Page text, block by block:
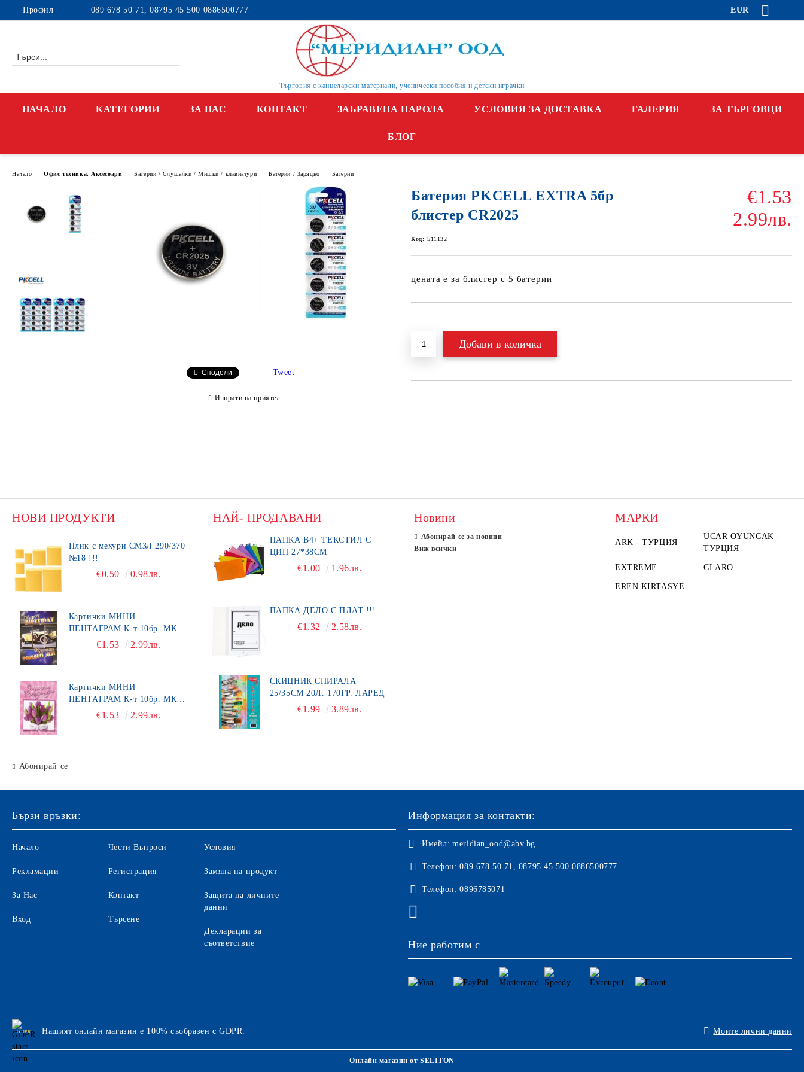
Профил 089 678 50 71, 08795 45 500 0886500777 EUR
Търговия с канцеларски материали, ученически пособия и детски играчки
НАЧАЛО KАТЕГОРИИ ЗА НАС КОНТАКТ ЗАБРАВЕНА ПАРОЛА УСЛОВИЯ ЗА ДОСТАВКА ГАЛЕРИЯ ЗА ТЪРГОВЦИ
БЛОГ
Начало Офис техника, Аксесоари Батерии / Слушалки / Мишки / клавиатури Батерии / Зарядно Батерии
Батерия PKCELL EXTRA 5бр
блистер CR2025
€1.53
2.99лв.
Код: 511132
цената е за блистер с 5 батерии
Сподели Tweet
Изпрати на приятел
НОВИ ПРОДУКТИ
Плик с мехури СМЗЛ 290/370
№18 !!!
€0.50 0.98лв.
Картички МИНИ
ПЕНТАГРАМ К-т 10бр. МК
€1.53 2.99лв.
Картички МИНИ
ПЕНТАГРАМ К-т 10бр. МК
€1.53 2.99лв.
Абонирай се
НАЙ- ПРОДАВАНИ
ПАПКА В4+ ТЕКСТИЛ С
ЦИП 27*38СМ
€1.00 1.96лв.
ПАПКА ДЕЛО С ПЛАТ !!!
€1.32 2.58лв.
СКИЦНИК СПИРАЛА
25/35СМ 20Л. 170ГР. ЛАРЕД
€1.99 3.89лв.
Новини
Абонирай се за новини
Виж всички
МАРКИ
ARK - ТУРЦИЯ
UCAR OYUNCAK -
ТУРЦИЯ
EXTREME CLARO
EREN KIRTASYE
Бързи връзки:
Начало
Рекламации
За Нас
Вход
Чести Въпроси
Регистрация
Контакт
Търсене
Условия
Замяна на продукт
Защита на личните
данни
Декларации за
съответствие
Информация за контакти:
Имейл: meridian_ood@abv.bg
Телефон: 089 678 50 71, 08795 45 500 0886500777
Телефон: 0896785071
Ние работим с
GDPR Нашият онлайн магазин е 100% съобразен с GDPR. Моите лични данни
Онлайн магазин от SELITON